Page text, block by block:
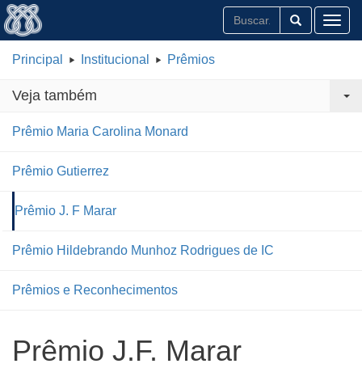
Principal Institucional Prêmios
Veja também
Prêmio Maria Carolina Monard
Prêmio Gutierrez
Prêmio J. F Marar
Prêmio Hildebrando Munhoz Rodrigues de IC
Prêmios e Reconhecimentos
Prêmio J.F. Marar